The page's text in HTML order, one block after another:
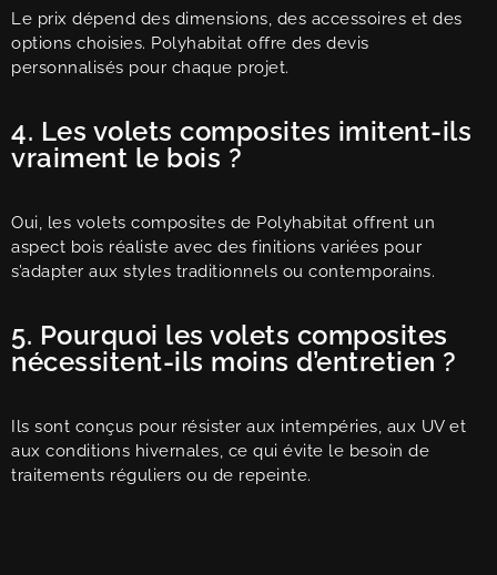
Le prix dépend des dimensions, des accessoires et des
options choisies. Polyhabitat offre des devis
personnalisés pour chaque projet.
4. Les volets composites imitent-ils
vraiment le bois ?
Oui, les volets composites de Polyhabitat offrent un
aspect bois réaliste avec des finitions variées pour
s’adapter aux styles traditionnels ou contemporains.
5. Pourquoi les volets composites
nécessitent-ils moins d’entretien ?
Ils sont conçus pour résister aux intempéries, aux UV et
aux conditions hivernales, ce qui évite le besoin de
traitements réguliers ou de repeinte.